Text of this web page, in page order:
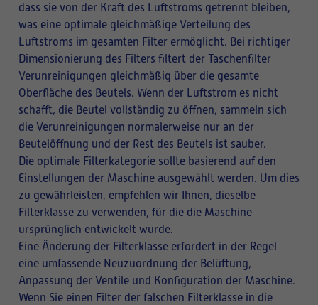
dass sie von der Kraft des Luftstroms getrennt bleiben,
was eine optimale gleichmäßige Verteilung des
Luftstroms im gesamten Filter ermöglicht. Bei richtiger
Dimensionierung des Filters filtert der Taschenfilter
Verunreinigungen gleichmäßig über die gesamte
Oberfläche des Beutels. Wenn der Luftstrom es nicht
schafft, die Beutel vollständig zu öffnen, sammeln sich
die Verunreinigungen normalerweise nur an der
Beutelöffnung und der Rest des Beutels ist sauber.
Die optimale Filterkategorie sollte basierend auf den
Einstellungen der Maschine ausgewählt werden. Um dies
zu gewährleisten, empfehlen wir Ihnen, dieselbe
Filterklasse zu verwenden, für die die Maschine
ursprünglich entwickelt wurde.
Eine Änderung der Filterklasse erfordert in der Regel
eine umfassende Neuzuordnung der Belüftung,
Anpassung der Ventile und Konfiguration der Maschine.
Wenn Sie einen Filter der falschen Filterklasse in die